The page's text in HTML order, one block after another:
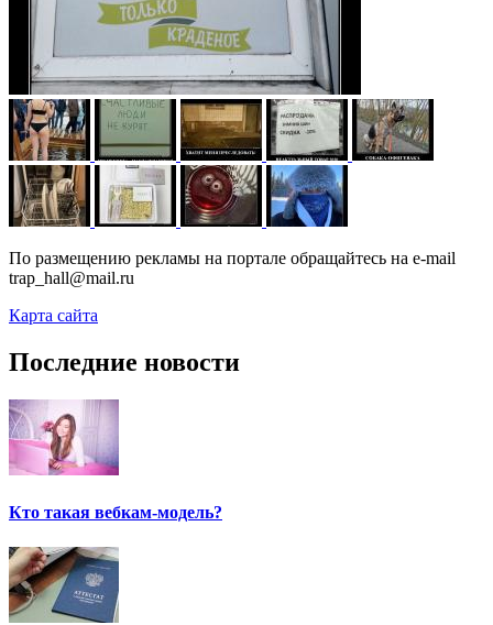
По размещению рекламы на портале обращайтесь на e-mail
trap_hall@mail.ru
Карта сайта
Последние новости
Кто такая вебкам-модель?